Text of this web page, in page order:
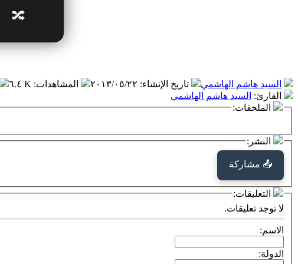
🔀
السيد هاشم الهاشمي تاريخ الإنشاء: ٢٠١٣/٠٥/٢٢ المشاهدات: ٦.٤ K
القارئ: السيد هاشم الهاشمي
الملحقات:
النشر:
📤 مشاركة
التعليقات:
لا توجد تعليقات.
الاسم:
الدولة: